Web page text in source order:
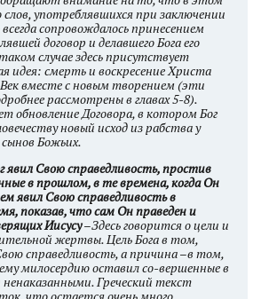
употреблявшихся при заключении
всегда сопровождалось принесением
договор и делавшего Бога его
случае здесь присутствует
идея: смерть и воскресение Христа
вместе с новым творением (эти
рассмотрены в главах 5-8).
обновление Договора, в котором Бог
новый исход из рабства у
сынов Божьих.
явил Свою справедливость, простив
в прошлом, в те времена, когда Он
явил Свою справедливость в
показав, что сам Он праведен и
Иисусу–Здесь говорится о цели и
жертвы. Цель Бога в том,
справедливость, а причина –в том,
милосердию оставил со-вершенные в
Греческий текст